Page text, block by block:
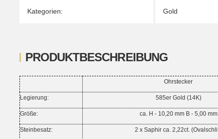
Kategorien: Gold
PRODUKTBESCHREIBUNG
Ohrstecker
Legierung: 585er Gold (14K)
Größe: ca. H - 10,20 mm B - 5,00 mm
Steinbesatz: 2 x Saphir ca. 2,22ct.